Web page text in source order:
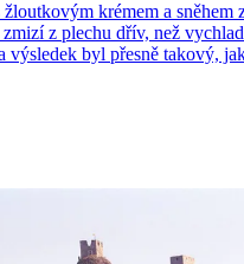
krémem a sněhem
zmizí z plechu dřív, než
výsledek byl přesně takový,